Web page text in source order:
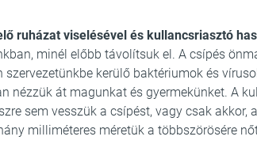
ruházat viselésével és kullancsriasztó
minél előbb távolítsuk el. A csípés
kerülő baktériumok és
nézzük át magunkat és gyermekünket. A
sem vesszük a csípést, vagy csak akkor,
milliméteres méretük a többszörösére